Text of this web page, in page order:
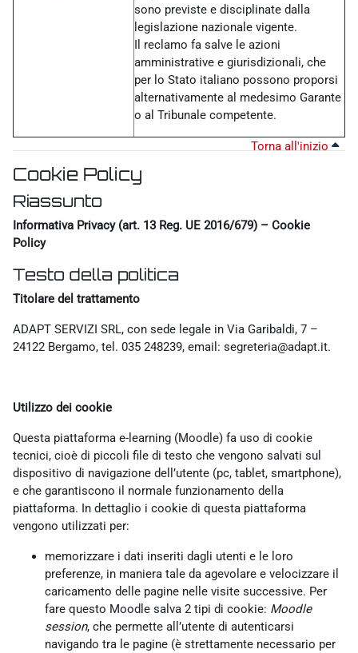
sono previste e disciplinate dalla
legislazione nazionale vigente.
Il reclamo fa salve le azioni
amministrative e giurisdizionali, che
per lo Stato italiano possono proporsi
alternativamente al medesimo Garante
o al Tribunale competente.
Torna all'inizio
Cookie Policy
Riassunto
Informativa Privacy (art. 13 Reg. UE 2016/679) – Cookie
Policy
Testo della politica
Titolare del trattamento
ADAPT SERVIZI SRL, con sede legale in Via Garibaldi, 7 –
24122 Bergamo, tel. 035 248239, email: segreteria@adapt.it.
Utilizzo dei cookie
Questa piattaforma e-learning (Moodle) fa uso di cookie
tecnici, cioè di piccoli file di testo che vengono salvati sul
dispositivo di navigazione dell’utente (pc, tablet, smartphone),
e che garantiscono il normale funzionamento della
piattaforma. In dettaglio i cookie di questa piattaforma
vengono utilizzati per:
memorizzare i dati inseriti dagli utenti e le loro
preferenze, in maniera tale da agevolare e velocizzare il
caricamento delle pagine nelle visite successive. Per
fare questo Moodle salva 2 tipi di cookie: Moodle
session, che permette all’utente di autenticarsi
navigando tra le pagine (è strettamente necessario per